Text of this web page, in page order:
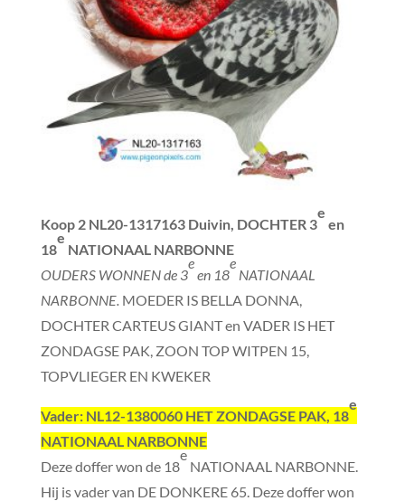
Koop 2 NL20-1317163 Duivin, DOCHTER 3
e
en
18
e
NATIONAAL NARBONNE
OUDERS WONNEN de 3
e
en 18
e
NATIONAAL
NARBONNE. MOEDER IS BELLA DONNA,
DOCHTER CARTEUS GIANT en VADER IS HET
ZONDAGSE PAK, ZOON TOP WITPEN 15,
TOPVLIEGER EN KWEKER
Vader: NL12-1380060 HET ZONDAGSE PAK, 18
e
NATIONAAL NARBONNE
Deze doffer won de 18
e
NATIONAAL NARBONNE.
Hij is vader van DE DONKERE 65. Deze doffer won